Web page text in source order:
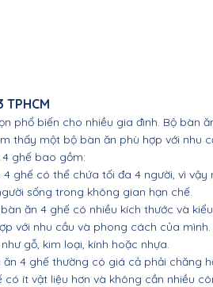
TPHCM
phổ biến cho nhiều gia đình. Bộ bàn
thấy một bộ bàn ăn phù hợp với nhu
ghế bao gồm:
4 ghế có thể chứa tối đa 4 người, vì
sống trong không gian hạn chế.
ăn 4 ghế có nhiều kích thước và
với nhu cầu và phong cách của
gỗ, kim loại, kính hoặc nhựa.
ăn 4 ghế thường có giá cả phải chăng
ít vật liệu hơn và không cần nhiều